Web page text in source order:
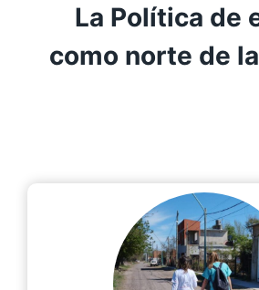
La Política de
como norte de